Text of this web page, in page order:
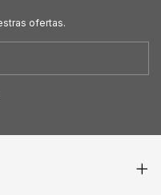
ofertas.